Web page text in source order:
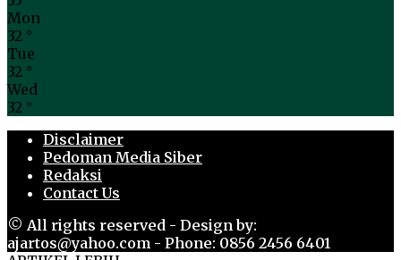
Mon
32 °
Tue
32 °
Wed
32 °
Disclaimer
Pedoman Media Siber
Redaksi
Contact Us
© All rights reserved - Design by:
ajartos@yahoo.com - Phone: 0856 2456 6401